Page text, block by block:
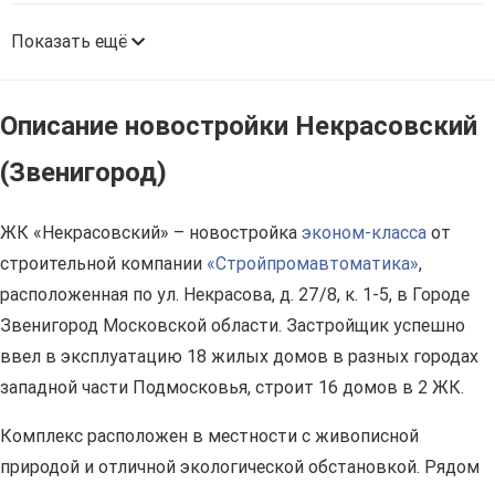
Показать ещё
Описание новостройки Некрасовский
(Звенигород)
ЖК «Некрасовский» – новостройка эконом-класса от
строительной компании «Стройпромавтоматика»,
расположенная по ул. Некрасова, д. 27/8, к. 1-5, в Городе
Звенигород Московской области. Застройщик успешно
ввел в эксплуатацию 18 жилых домов в разных городах
западной части Подмосковья, строит 16 домов в 2 ЖК.
Комплекс расположен в местности с живописной
природой и отличной экологической обстановкой. Рядом